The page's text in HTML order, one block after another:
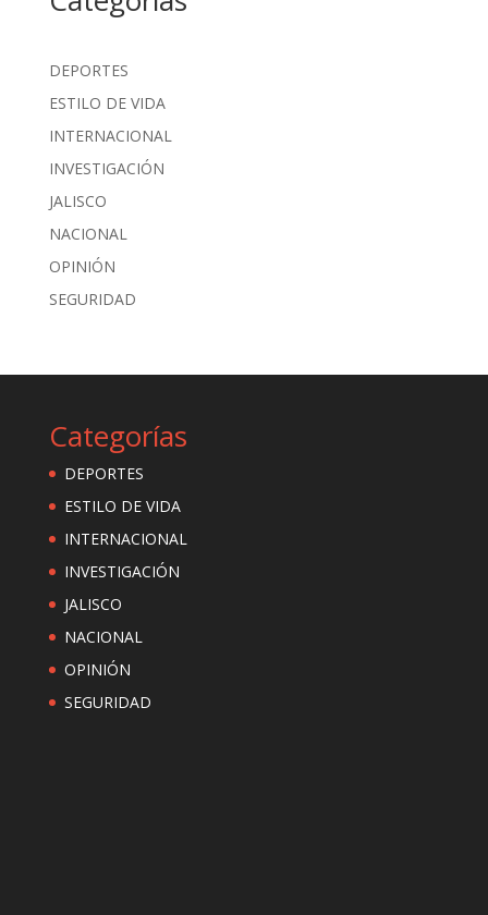
DEPORTES
ESTILO DE VIDA
INTERNACIONAL
INVESTIGACIÓN
JALISCO
NACIONAL
OPINIÓN
SEGURIDAD
Categorías
DEPORTES
ESTILO DE VIDA
INTERNACIONAL
INVESTIGACIÓN
JALISCO
NACIONAL
OPINIÓN
SEGURIDAD